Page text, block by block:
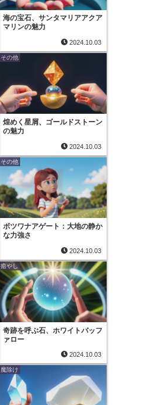
海の宝石、サンタマリアアクア
マリンの魅力
2024.10.03
その他
煌めく星屑、ゴールドストーン
の魅力
2024.10.03
その他
ボツワナアゲート：大地の静か
な力強さ
2024.10.03
癒やし
奇跡を呼ぶ石、ホワイトバッフ
ァロー
2024.10.03
魔除け